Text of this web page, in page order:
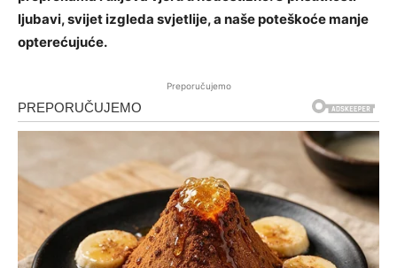
ljubavi, svijet izgleda svjetlije, a naše poteškoće manje
opterećujuće.
Preporučujemo